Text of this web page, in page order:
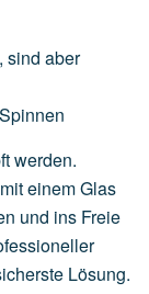
sind aber
Spinnen
werden.
einem Glas
und ins Freie
Lösung.